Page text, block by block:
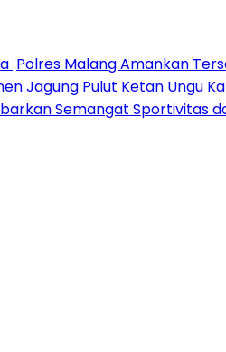
Polres Malang Amankan
Jagung Pulut Ketan Ungu
Semangat Sportivitas